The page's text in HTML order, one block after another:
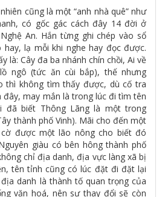
cũng là một “anh nhà quê” như
có gốc gác cách đây 14 đời ở
An. Hắn từng ghi chép vào sổ
lạ mỗi khi nghe hay đọc được.
là: Cây đa ba nhánh chín chồi, Ai về
ngô (tức ăn cùi bắp), thế nhưng
thì không tìm thấy được, dù cố tra
đây, may mắn là trong lúc đi tìm tên
đã biết Thông Lãng là một trong
thành phố Vinh). Mãi cho đến một
được một lão nông cho biết đó
giàu có bên hông thành phố
chỉ địa danh, địa vực làng xã bị
tên tỉnh cũng có lúc đặt đi đặt lại
danh là thành tố quan trọng của
văn hoá, nên sự thay đổi sẽ còn